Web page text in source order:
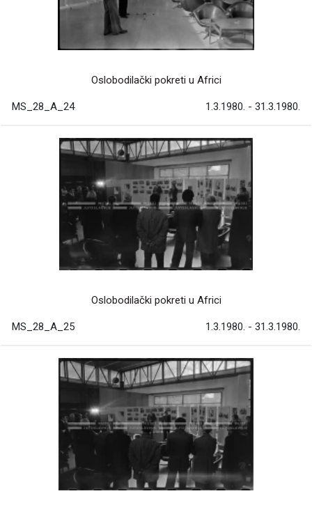
Oslobodilački pokreti u Africi
MS_28_A_24 1.3.1980. - 31.3.1980.
Oslobodilački pokreti u Africi
MS_28_A_25 1.3.1980. - 31.3.1980.